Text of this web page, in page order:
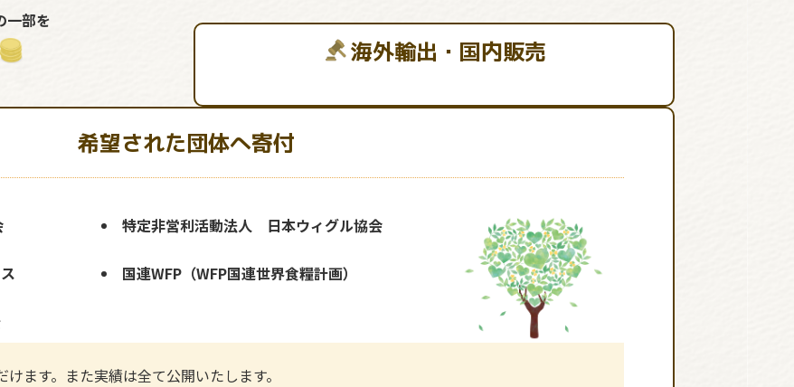
一部を
海外輸出・国内販売
希望された団体へ寄付
特定非営利活動法人 日本ウィグル協会
国連WFP（WFP国連世界食糧計画）
ます。また実績は全て公開いたします。